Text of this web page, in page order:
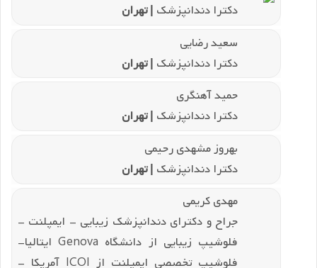
دکترا دندانپزشک | تهران
سعید رضایی
دکترا دندانپزشک | تهران
حمید آهنگری
دکترا دندانپزشک | تهران
بهروز مشهدی رحیمی
دکترا دندانپزشک | تهران
مهدی کریمی
جراح و دکترای دندانپزشک زیبایی - ایمپلنت -
فلوشیپ زیبایی از دانشگاه Genova ایتالیا-
فلوشیپ تخصصی ایمپلنت از ICOI آمریکا -